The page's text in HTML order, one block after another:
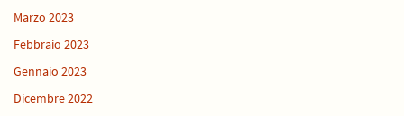
Marzo 2023
Febbraio 2023
Gennaio 2023
Dicembre 2022